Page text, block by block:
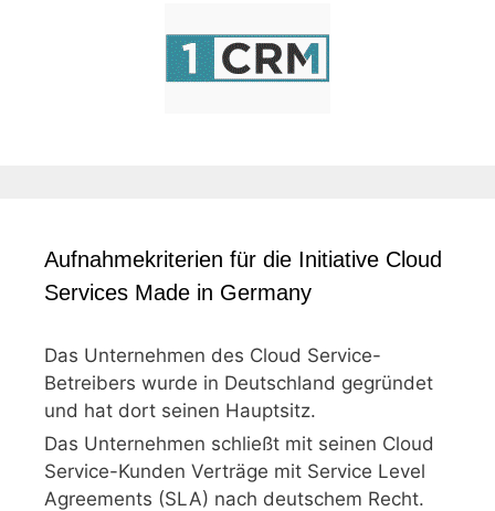
Aufnahmekriterien für die Initiative Cloud
Services Made in Germany
Das Unternehmen des Cloud Service-
Betreibers wurde in Deutschland gegründet
und hat dort seinen Hauptsitz.
Das Unternehmen schließt mit seinen Cloud
Service-Kunden Verträge mit Service Level
Agreements (SLA) nach deutschem Recht.